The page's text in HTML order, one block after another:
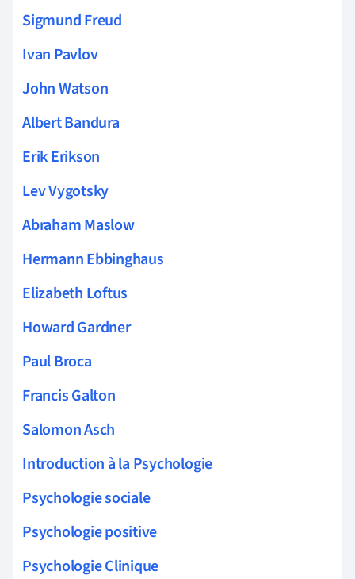
Sigmund Freud
Ivan Pavlov
John Watson
Albert Bandura
Erik Erikson
Lev Vygotsky
Abraham Maslow
Hermann Ebbinghaus
Elizabeth Loftus
Howard Gardner
Paul Broca
Francis Galton
Salomon Asch
Introduction à la Psychologie
Psychologie sociale
Psychologie positive
Psychologie Clinique